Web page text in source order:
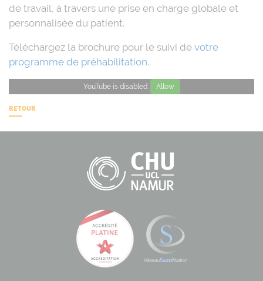
de travail, à travers une prise en charge globale et
personnalisée du patient.
Téléchargez la brochure pour le suivi de votre
programme de préhabilitation.
YouTube is disabled. Allow
RETOUR